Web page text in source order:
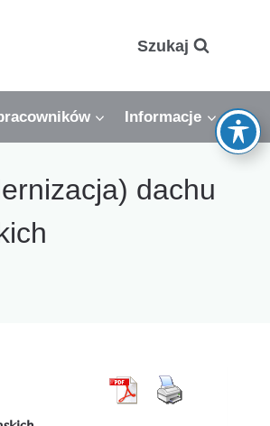
Szukaj
Informacje
dachu